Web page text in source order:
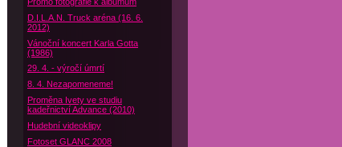
D.I.L.A.N. Truck aréna (16. 6.
2012)
Vánoční koncert Karla Gotta
(1986)
29. 4. - výročí úmrtí
8. 4. Nezapomeneme!
Proměna Ivety ve studiu
kadeřnictví Advance (2010)
Hudební videoklipy
Fotoset GLANC 2008